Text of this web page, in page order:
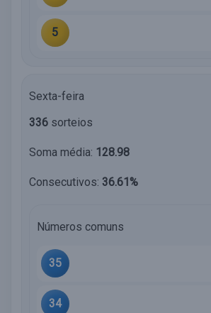
5
Sexta-feira
336 sorteios
Soma média: 128.98
Consecutivos: 36.61%
Números comuns
35
34